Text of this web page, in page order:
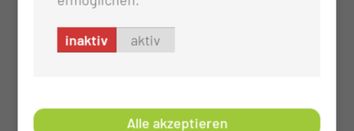
inaktiv aktiv
Alle akzeptieren